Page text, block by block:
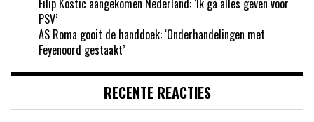
PSV’
AS Roma gooit de handdoek: ‘Onderhandelingen met
Feyenoord gestaakt’
RECENTE REACTIES